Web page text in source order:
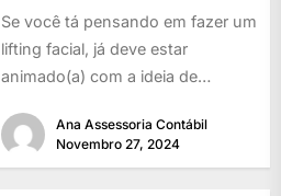
Se você tá pensando em fazer um
lifting facial, já deve estar
animado(a) com a ideia de
Ana Assessoria Contábil
Novembro 27, 2024